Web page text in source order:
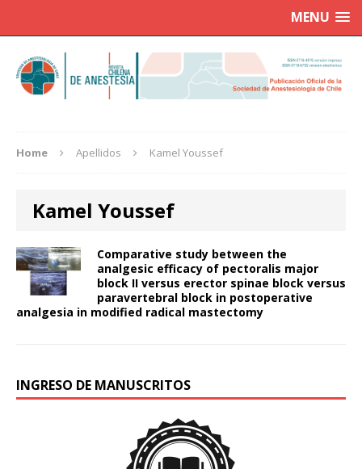
MENU
Home Apellidos Kamel Youssef
Kamel Youssef
Comparative study between the
analgesic efficacy of pectoralis major
block II versus erector spinae block versus
paravertebral block in postoperative
analgesia in modified radical mastectomy
INGRESO DE MANUSCRITOS